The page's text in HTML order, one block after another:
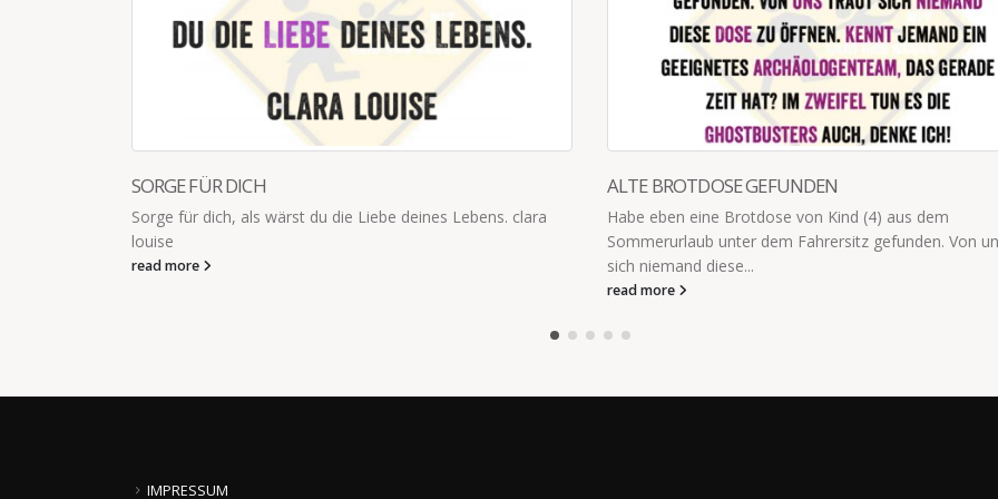
ALTE BROTDOSE GEFUNDEN
Habe eben eine Brotdose von Kind (4) aus dem
Sommerurlaub unter dem Fahrersitz gefunden. Von uns traut
sich niemand diese...
DAS NENNE ICH LÖSUNGSORIENTIERTES